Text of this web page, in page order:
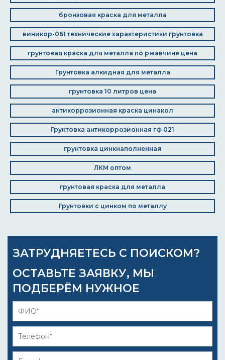
бронзовая краска для металла
виникор-061 технические характеристики грунтовка
грунтовая краска для металла по ржавчине цена
Грунтовка алкидная для металла
грунтовка 10 литров цена
антикоррозионная краска цинакол
Грунтовка антикоррозионная гф 021
грунтовка цинкнаполненная
ЛКМ оптом
грунтовая краска для металла
Грунтовки с цинком по металлу
ЗАТРУДНЯЕТЕСЬ С ПОИСКОМ?
ОСТАВЬТЕ ЗАЯВКУ, МЫ
ПОДБЕРЁМ НУЖНОЕ